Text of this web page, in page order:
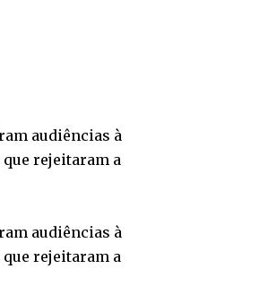
audiências à
que rejeitaram a
audiências à
que rejeitaram a